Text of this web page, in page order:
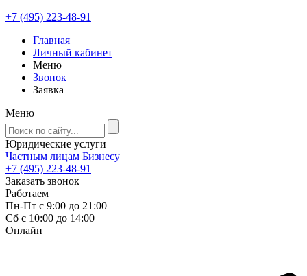
+7 (495) 223-48-91
Главная
Личный кабинет
Меню
Звонок
Заявка
Меню
Юридические услуги
Частным лицам Бизнесу
+7 (495) 223-48-91
Заказать звонок
Работаем
Пн-Пт с 9:00 до 21:00
Сб с 10:00 до 14:00
Онлайн